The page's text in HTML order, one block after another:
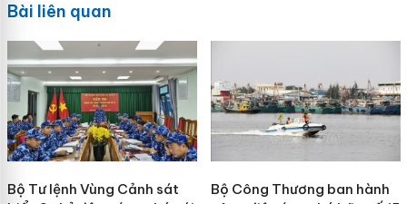
Bài liên quan
Bộ Tư lệnh Vùng Cảnh sát
Bộ Công Thương ban hành